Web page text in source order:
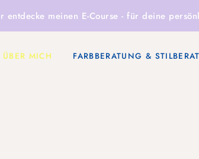
entdecke meinen E-Course - für deine
ÜBER MICH FARBBERATUNG &